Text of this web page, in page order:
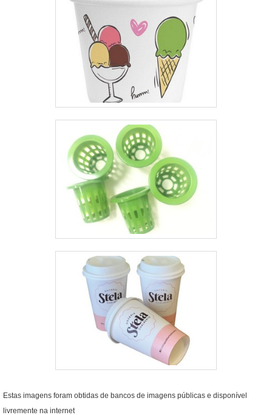
Estas imagens foram obtidas de bancos de imagens públicas e disponível
livremente na internet